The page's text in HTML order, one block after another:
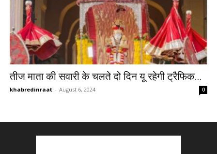
तीज माता की सवारी के चलते दो दिन यू रहेगी ट्रैफिक...
khabredinraat - August 6, 2024 0